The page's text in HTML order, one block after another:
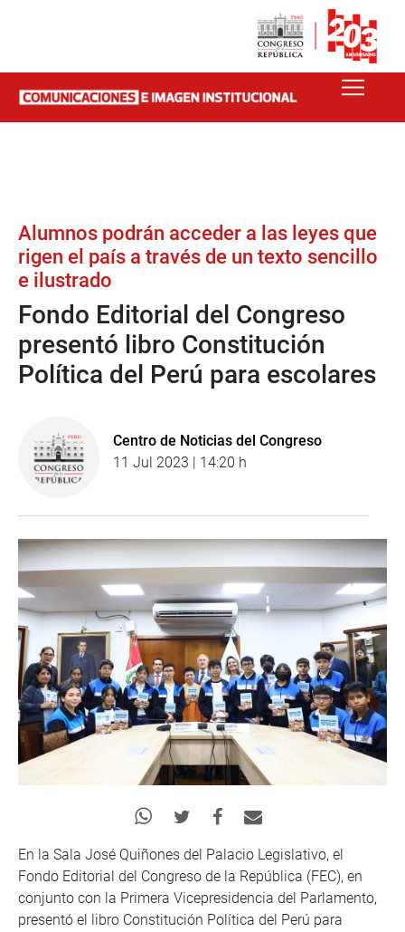
Alumnos podrán acceder a las leyes que
rigen el país a través de un texto sencillo
e ilustrado
Fondo Editorial del Congreso
presentó libro Constitución
Política del Perú para escolares
Centro de Noticias del Congreso
11 Jul 2023 | 14:20 h
En la Sala José Quiñones del Palacio Legislativo, el
Fondo Editorial del Congreso de la República (FEC), en
conjunto con la Primera Vicepresidencia del Parlamento,
presentó el libro Constitución Política del Perú para